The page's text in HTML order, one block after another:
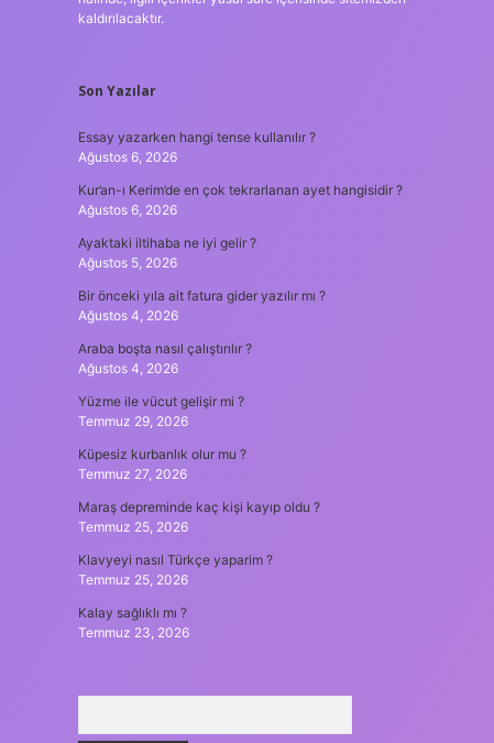
kaldırılacaktır.
Son Yazılar
Essay yazarken hangi tense kullanılır ?
Ağustos 6, 2026
Kur’an-ı Kerim’de en çok tekrarlanan ayet hangisidir ?
Ağustos 6, 2026
Ayaktaki iltihaba ne iyi gelir ?
Ağustos 5, 2026
Bir önceki yıla ait fatura gider yazılır mı ?
Ağustos 4, 2026
Araba boşta nasıl çalıştırılır ?
Ağustos 4, 2026
Yüzme ile vücut gelişir mi ?
Temmuz 29, 2026
Küpesiz kurbanlık olur mu ?
Temmuz 27, 2026
Maraş depreminde kaç kişi kayıp oldu ?
Temmuz 25, 2026
Klavyeyi nasıl Türkçe yaparim ?
Temmuz 25, 2026
Kalay sağlıklı mı ?
Temmuz 23, 2026